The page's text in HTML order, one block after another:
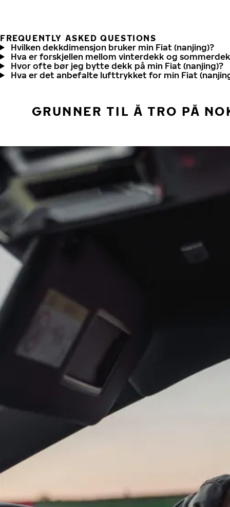
FREQUENTLY ASKED QUESTIONS
Hvilken dekkdimensjon bruker min Fiat (nanjing)?
Hva er forskjellen mellom vinterdekk og
Hvor ofte bør jeg bytte dekk på min Fiat (nanjing)?
Hva er det anbefalte lufttrykket for min Fiat
GRUNNER TIL Å TRO PÅ